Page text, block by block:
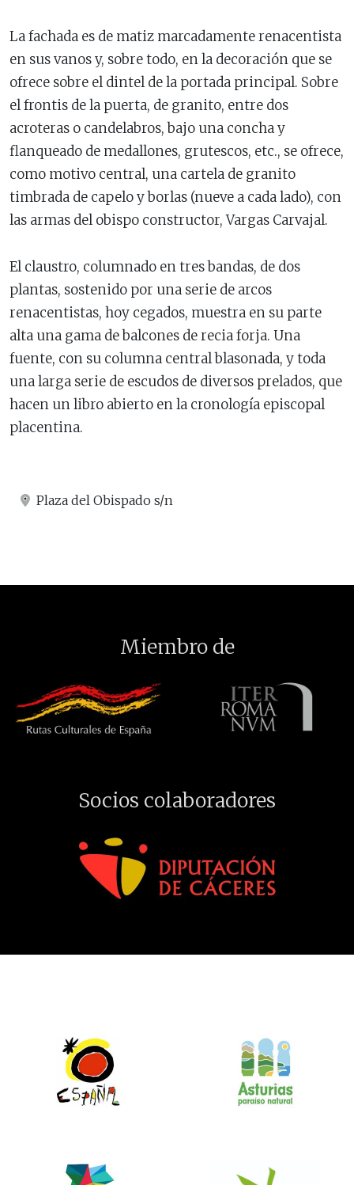
La fachada es de matiz marcadamente renacentista
en sus vanos y, sobre todo, en la decoración que se
ofrece sobre el dintel de la portada principal. Sobre
el frontis de la puerta, de granito, entre dos
acroteras o candelabros, bajo una concha y
flanqueado de medallones, grutescos, etc., se ofrece,
como motivo central, una cartela de granito
timbrada de capelo y borlas (nueve a cada lado), con
las armas del obispo constructor, Vargas Carvajal.
El claustro, columnado en tres bandas, de dos
plantas, sostenido por una serie de arcos
renacentistas, hoy cegados, muestra en su parte
alta una gama de balcones de recia forja. Una
fuente, con su columna central blasonada, y toda
una larga serie de escudos de diversos prelados, que
hacen un libro abierto en la cronología episcopal
placentina.
Plaza del Obispado s/n
Miembro de
Socios colaboradores